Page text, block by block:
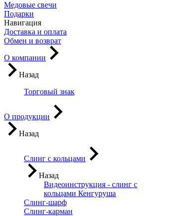
Медовые свечи
Подарки
Навигация
Доставка и оплата
Обмен и возврат
О компании
Назад
Торговый знак
О продукции
Назад
Слинг с кольцами
Назад
Видеоинструкция - слинг с
кольцами Кенгуруша
Слинг-шарф
Слинг-карман